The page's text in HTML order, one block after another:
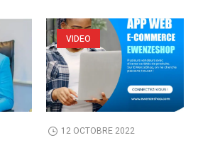
VIDEO
12 OCTOBRE 2022